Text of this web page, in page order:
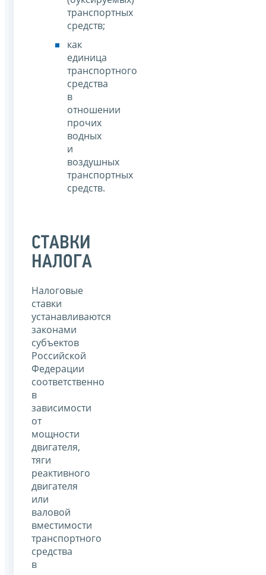
транспортных
средств;
как
единица
транспортного
средства
в
отношении
прочих
водных
и
воздушных
транспортных
средств.
СТАВКИ
НАЛОГА
Налоговые
ставки
устанавливаются
законами
субъектов
Российской
Федерации
соответственно
в
зависимости
от
мощности
двигателя,
тяги
реактивного
двигателя
или
валовой
вместимости
транспортного
средства
в